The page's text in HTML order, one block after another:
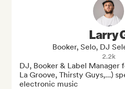
Larry
Booker, Selo, DJ
2.2k
DJ, Booker & Label Manager
La Groove, Thirsty Guys,...)
electronic music